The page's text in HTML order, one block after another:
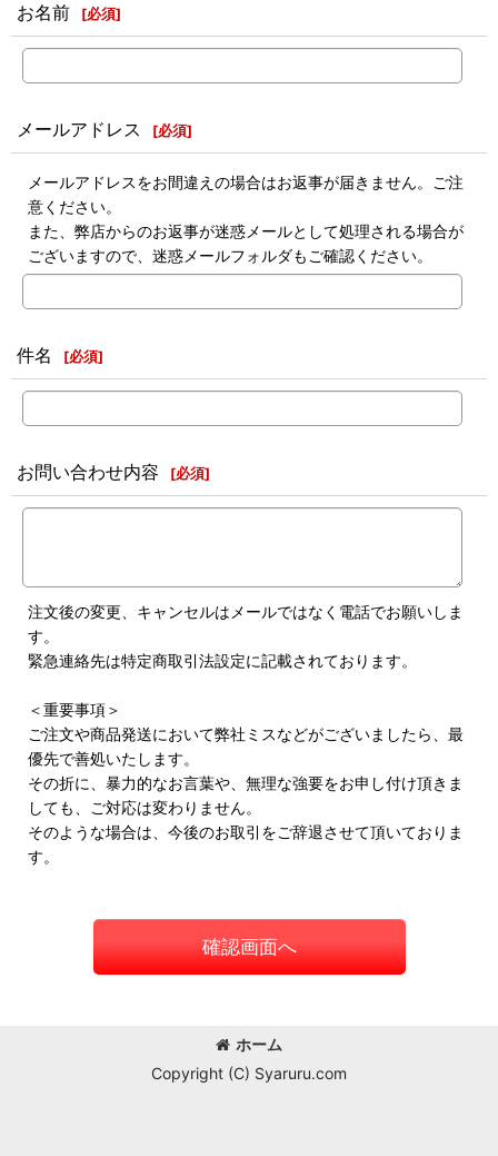
お名前 [必須]
メールアドレス [必須]
メールアドレスをお間違えの場合はお返事が届きません。ご注
意ください。
また、弊店からのお返事が迷惑メールとして処理される場合が
ございますので、迷惑メールフォルダもご確認ください。
件名 [必須]
お問い合わせ内容 [必須]
注文後の変更、キャンセルはメールではなく電話でお願いしま
す。
緊急連絡先は特定商取引法設定に記載されております。
＜重要事項＞
ご注文や商品発送において弊社ミスなどがございましたら、最
優先で善処いたします。
その折に、暴力的なお言葉や、無理な強要をお申し付け頂きま
しても、ご対応は変わりません。
そのような場合は、今後のお取引をご辞退させて頂いておりま
す。
確認画面へ
ホーム
Copyright (C) Syaruru.com